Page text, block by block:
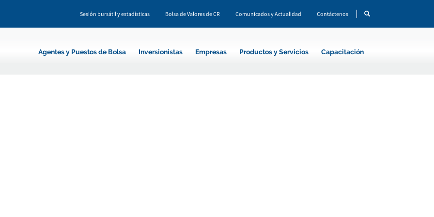
Sesión bursátil y estadísticas Bolsa de Valores de CR Comunicados y Actualidad Contáctenos
Agentes y Puestos de Bolsa Inversionistas Empresas Productos y Servicios Capacitación